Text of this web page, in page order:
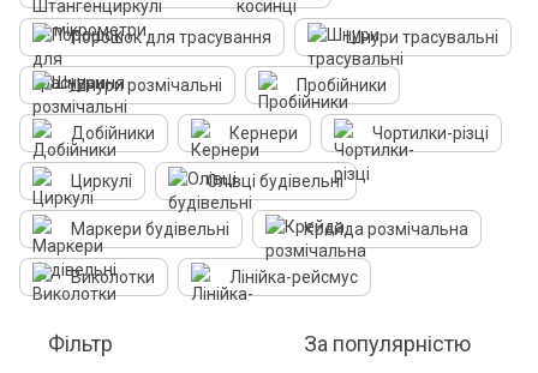
Порошок для трасування Шнури трасувальні
Шнури розмічальні Пробійники
Добійники Кернери Чортилки-різці
Циркулі Олівці будівельні
Маркери будівельні Крейда розмічальна
Виколотки Лінійка-рейсмус
Фільтр За популярністю